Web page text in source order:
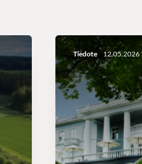
Tiedote 12.05.2026